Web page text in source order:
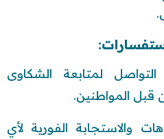
لمتابعة الشكاوى
قبل المواطنين.
والاستجابة الفورية لأي